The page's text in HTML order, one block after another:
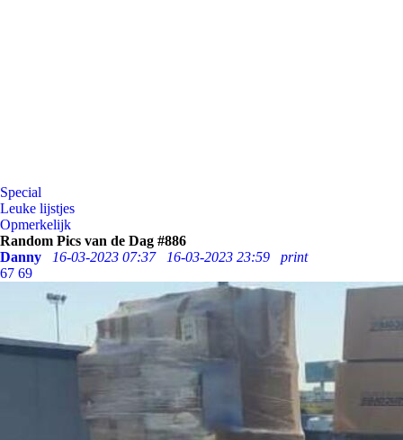
Special
Leuke lijstjes
Opmerkelijk
Random Pics van de Dag #886
Danny
16-03-2023 07:37 16-03-2023 23:59
print
67 69